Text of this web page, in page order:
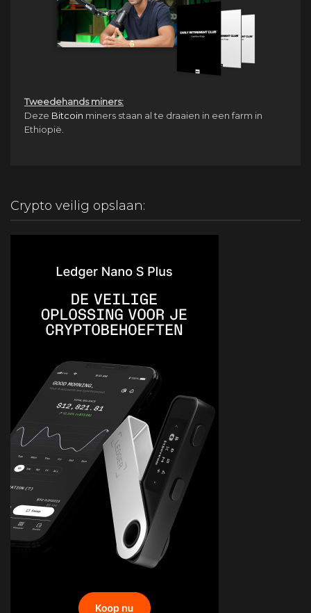
Tweedehands miners:
Deze Bitcoin miners staan al te draaien in een farm in
Ethiopië.
Crypto veilig opslaan: